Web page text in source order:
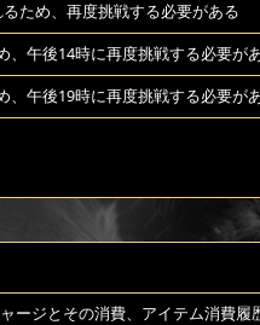
ため、再度挑戦する必要がある
、午後14時に再度挑戦する必要が
、午後19時に再度挑戦する必要が
ージとその消費、アイテム消費履